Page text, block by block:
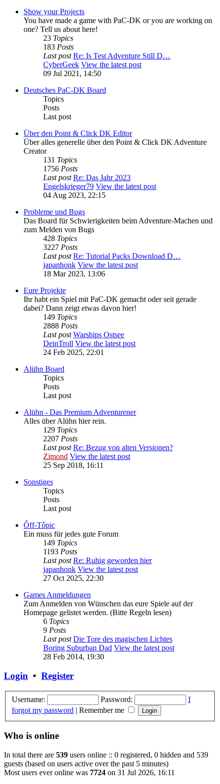
Show your Projects
You have made a game with PaC-DK or you are working on
one? Tell us about here!
23 Topics
183 Posts
Last post Re: Is Test Adventure Still D…
CyberGeek View the latest post
09 Jul 2021, 14:50
Deutsches PaC-DK Board
Topics
Posts
Last post
Über den Point & Click DK Editor
Über alles generelle über den Point & Click DK Adventure
Creator
131 Topics
1756 Posts
Last post Re: Das Jahr 2023
Engelskrieger79 View the latest post
04 Aug 2023, 22:15
Probleme und Bugs
Das Board für Schwierigkeiten beim Adventure-Machen und
zum Melden von Bugs
428 Topics
3227 Posts
Last post Re: Tutorial Packs Download D…
japanhonk View the latest post
18 Mar 2023, 13:06
Eure Projekte
Ihr habt ein Spiel mit PaC-DK gemacht oder seit gerade
dabei? Dann zeigt etwas davon hier!
149 Topics
2888 Posts
Last post Warships Ostsee
DeinTroll View the latest post
24 Feb 2025, 22:01
Alühn Board
Topics
Posts
Last post
Alühn - Das Premium Adventurener
Alles über Alühn hier rein.
129 Topics
2207 Posts
Last post Re: Bezug von alten Versionen?
Zimond View the latest post
25 Sep 2018, 16:11
Sonstiges
Topics
Posts
Last post
Ôff-Tôpic
Ein muss für jedes gute Forum
149 Topics
1193 Posts
Last post Re: Ruhig geworden hier
japanhonk View the latest post
27 Oct 2025, 22:30
Games Anmeldungen
Zum Anmelden von Wünschen das eure Spiele auf der
Homepage gelistet werden. (Bitte Regeln lesen)
6 Topics
9 Posts
Last post Die Tore des magischen Lichtes
Boring Suburban Dad View the latest post
28 Feb 2014, 19:30
Login • Register
Username: Password:
I
forgot my password | Remember me
Who is online
In total there are 539 users online :: 0 registered, 0 hidden and 539
guests (based on users active over the past 5 minutes)
Most users ever online was 7724 on 31 Jul 2026, 16:11